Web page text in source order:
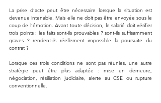
La prise d’acte peut être nécessaire lorsque la situation est
devenue intenable. Mais elle ne doit pas être envoyée sous le
coup de l’émotion. Avant toute décision, le salarié doit vérifier
trois points : les faits sont-ils prouvables ? sont-ils suffisamment
graves ? rendent-ils réellement impossible la poursuite du
contrat ?
Lorsque ces trois conditions ne sont pas réunies, une autre
stratégie peut être plus adaptée : mise en demeure,
négociation, résiliation judiciaire, alerte au CSE ou rupture
conventionnelle.